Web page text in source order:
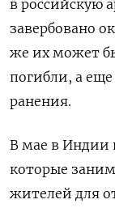
в российскую
завербовано
же их может
погибли, а
ранения.
В мае в Индии
которые
жителей для